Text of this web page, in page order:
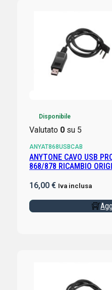
Disponibile
Valutato 0su 5
ANYAT868USBCAB
ANYTONE CAVO USB
868/878 RICAMBIO
16,00 € Iva inclusa